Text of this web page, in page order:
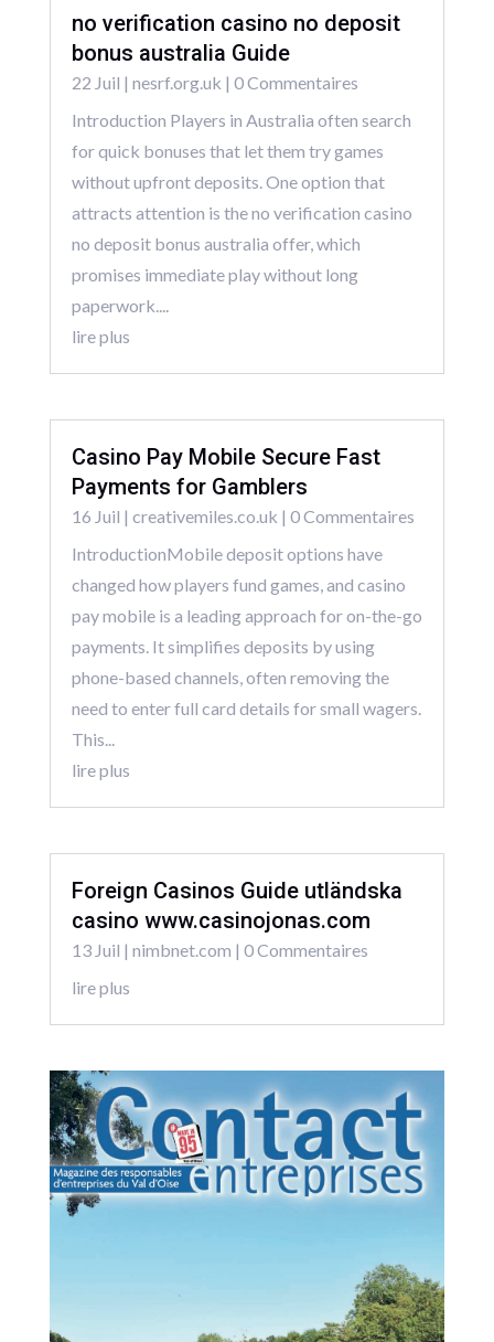
no verification casino no deposit
bonus australia Guide
22 Juil | nesrf.org.uk | 0 Commentaires
Introduction Players in Australia often search
for quick bonuses that let them try games
without upfront deposits. One option that
attracts attention is the no verification casino
no deposit bonus australia offer, which
promises immediate play without long
paperwork....
lire plus
Casino Pay Mobile Secure Fast
Payments for Gamblers
16 Juil | creativemiles.co.uk | 0 Commentaires
IntroductionMobile deposit options have
changed how players fund games, and casino
pay mobile is a leading approach for on-the-go
payments. It simplifies deposits by using
phone-based channels, often removing the
need to enter full card details for small wagers.
This...
lire plus
Foreign Casinos Guide utländska
casino www.casinojonas.com
13 Juil | nimbnet.com | 0 Commentaires
lire plus